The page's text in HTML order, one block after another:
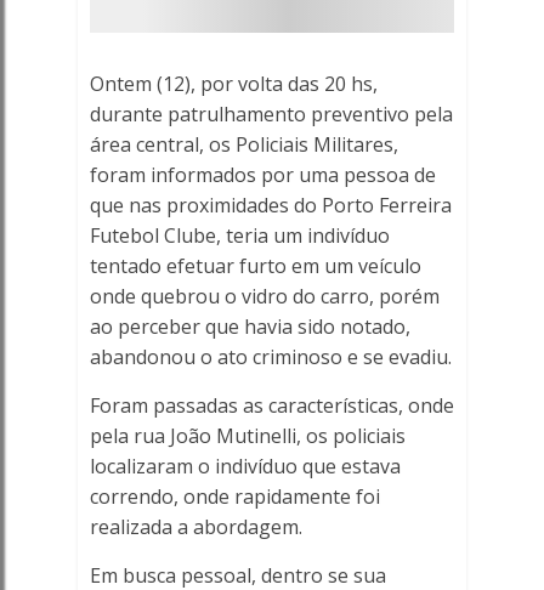
danos
em
veículo
-
Porto
Ferreira
Online
-
Porto
Ferreira
Online
Ontem (12), por volta das 20 hs,
durante patrulhamento preventivo pela
área central, os Policiais Militares,
foram informados por uma pessoa de
que nas proximidades do Porto Ferreira
Futebol Clube, teria um indivíduo
tentado efetuar furto em um veículo
onde quebrou o vidro do carro, porém
ao perceber que havia sido notado,
abandonou o ato criminoso e se evadiu.
Foram passadas as características, onde
pela rua João Mutinelli, os policiais
localizaram o indivíduo que estava
correndo, onde rapidamente foi
realizada a abordagem.
Em busca pessoal, dentro se sua